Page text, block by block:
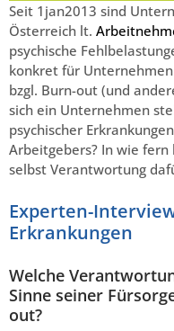
Seit 1jan2013 sind
Österreich lt.
psychische
konkret für
bzgl. Burn-out (und
sich ein Unternehmen
psychischer
Arbeitgebers? In wie
selbst Verantwortung
Experten-
Erkrankungen
Welche
Sinne seiner
out?